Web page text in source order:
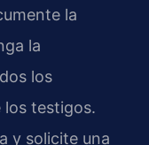
la
la
los
testigos.
y solicite una